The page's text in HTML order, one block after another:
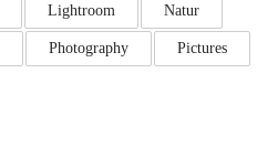
Lightroom Natur
Photography Pictures